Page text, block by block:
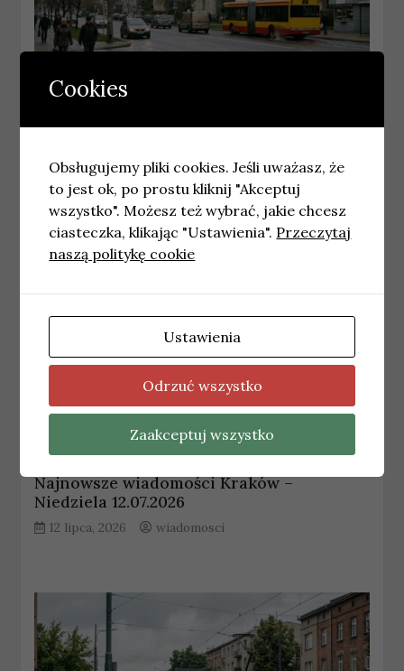
Kraków rozpoczyna fazę realizacyjną
26 kwietnia, 2026 wiadomosci
Najnowsze wiadomości Kraków –
Niedziela 12.07.2026
12 lipca, 2026 wiadomosci
Cookies
Obsługujemy pliki cookies. Jeśli uważasz, że
to jest ok, po prostu kliknij "Akceptuj
wszystko". Możesz też wybrać, jakie chcesz
ciasteczka, klikając "Ustawienia". Przeczytaj
naszą politykę cookie
Ustawienia
Odrzuć wszystko
Zaakceptuj wszystko